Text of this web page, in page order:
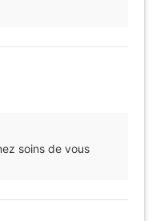
soins de vous